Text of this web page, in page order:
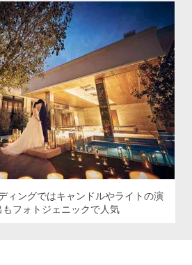
ィングではキャンドルやライトの演
もフォトジェニックで人気